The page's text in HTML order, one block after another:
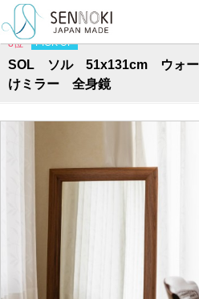
TOP >
8位 PICK UP
SOL ソル 51x131cm ウォ
けミラー 全身鏡